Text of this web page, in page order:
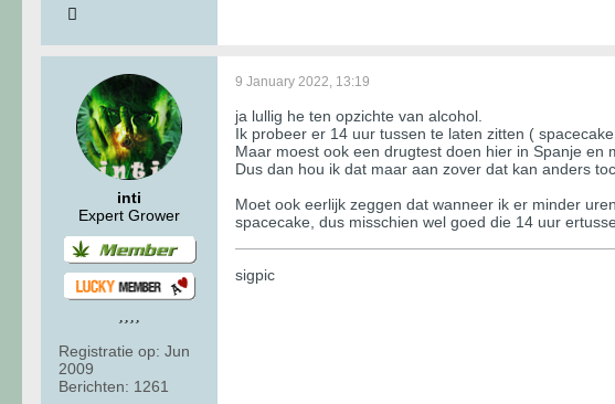
inti
Expert Grower
Registratie op: Jun
2009
Berichten: 1261
9 January 2022, 13:19
ja lullig he ten opzichte van alcohol.
Ik probeer er 14 uur tussen te laten zitten (
Maar moest ook een drugtest doen hier in Spanje en
Dus dan hou ik dat maar aan zover dat kan anders
Moet ook eerlijk zeggen dat wanneer ik er minder
spacecake, dus misschien wel goed die 14 uur
sigpic